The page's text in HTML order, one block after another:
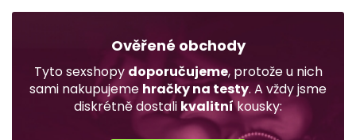
Ověřené obchody
Tyto sexshopy doporučujeme, protože u nich
sami nakupujeme hračky na testy. A vždy jsme
diskrétně dostali kvalitníkousky: